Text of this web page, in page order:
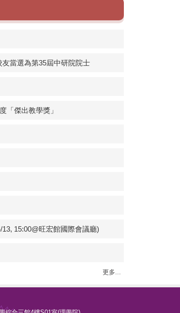
當選為第35屆中研院院士
「傑出教學獎」
15:00@旺宏館國際會議廳)
更多...